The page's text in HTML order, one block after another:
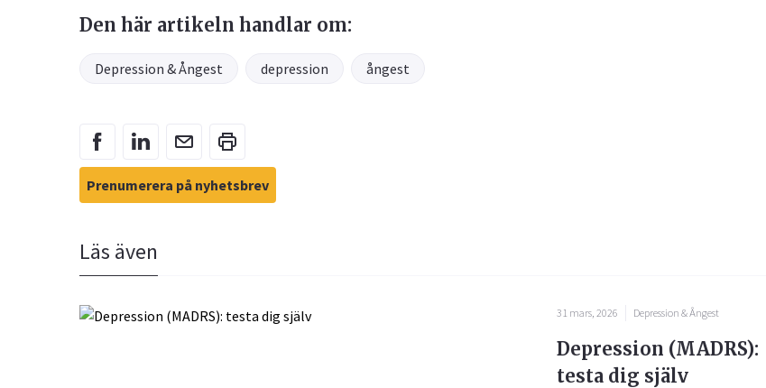
Den här artikeln handlar om:
Depression & Ångest depression ångest
Prenumerera på nyhetsbrev
Läs även
31 mars, 2026 Depression & Ångest
Depression (MADRS):
testa dig själv